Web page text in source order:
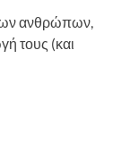
ανθρώπων,
τους (και